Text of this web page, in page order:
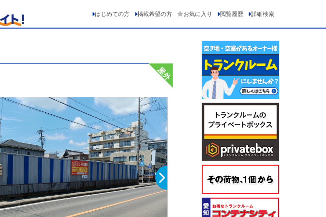
はじめての方 掲載希望の方 お気に入り 閲覧履歴 詳細検索